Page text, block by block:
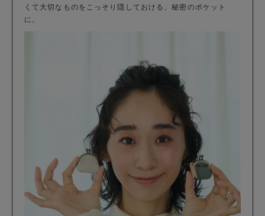
くて大切なものをこっそり隠しておける、秘密のポケット
に。